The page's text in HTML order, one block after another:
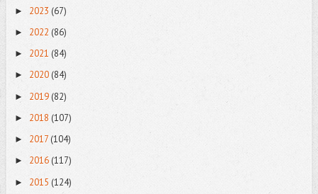
► 2023 (67)
► 2022 (86)
► 2021 (84)
► 2020(84)
► 2019(82)
► 2018 (107)
► 2017 (104)
► 2016 (117)
► 2015 (124)